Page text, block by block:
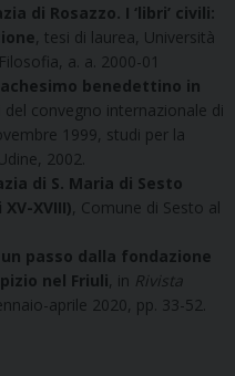
di Rosazzo. I ‘libri’ civili:
, tesi di laurea, Università
a. a. 2000-01
benedettino in
del convegno internazionale di
1999, studi per la
2002.
di S. Maria di Sesto
XVIII) , Comune di Sesto al
passo dalla fondazione
nel Friuli , in Rivista
aprile 2020, pp. 33-52.